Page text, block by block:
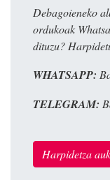
Debagoieneko
ordukoak
dituzu?
WHATSAPP:
TELEGRAM:
Harpidetza